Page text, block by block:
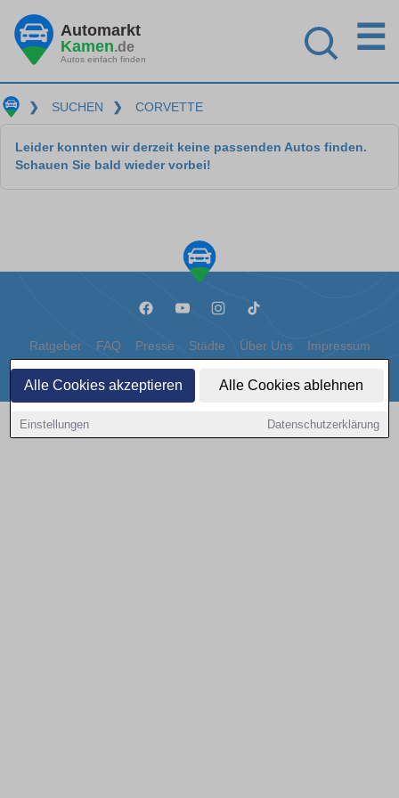
Alle Cookies akzeptieren Alle Cookies ablehnen
Einstellungen Datenschutzerklärung
Automarkt
Kamen.de
Autos einfach finden
☰
❯ SUCHEN ❯ CORVETTE
Leider konnten wir derzeit keine passenden Autos finden.
Schauen Sie bald wieder vorbei!
Ratgeber FAQ Presse Städte Über Uns Impressum
Datenschutz Cookies
Copyright © 2000 - 2026 | 1A Infosysteme GmbH | Content by: 1a-sites-autos